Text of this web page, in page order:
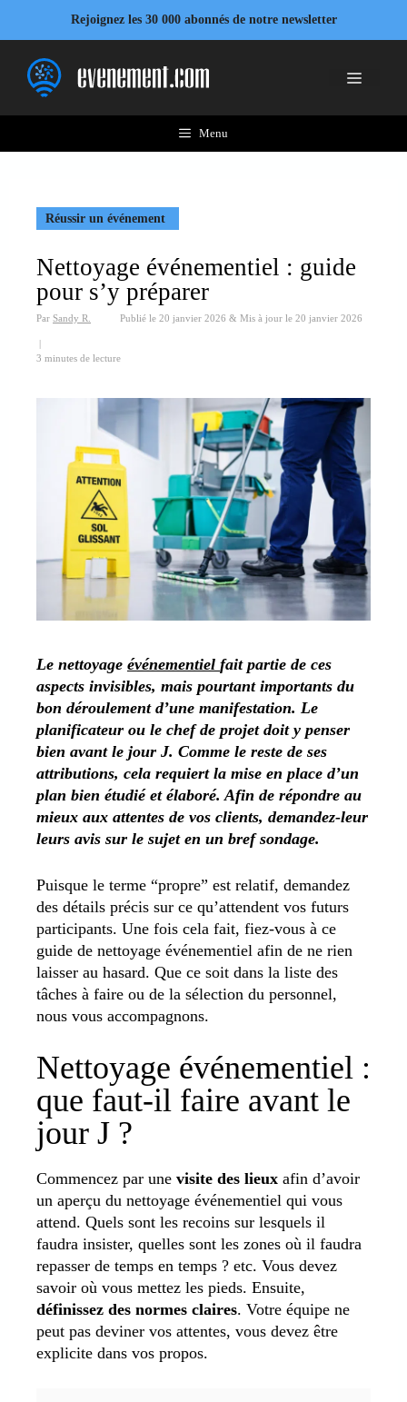
contenu
Rejoignez les 30 000 abonnés de notre newsletter
Menu
Menu
Réussir un événement
Nettoyage événementiel : guide
pour s’y préparer
Par Sandy R. Publié le 20 janvier 2026 & Mis à jour le 20 janvier 2026
|
3 minutes de lecture
Le nettoyage événementiel fait partie de ces
aspects invisibles, mais pourtant importants du
bon déroulement d’une manifestation. Le
planificateur ou le chef de projet doit y penser
bien avant le jour J. Comme le reste de ses
attributions, cela requiert la mise en place d’un
plan bien étudié et élaboré. Afin de répondre au
mieux aux attentes de vos clients, demandez-leur
leurs avis sur le sujet en un bref sondage.
Puisque le terme “propre” est relatif, demandez
des détails précis sur ce qu’attendent vos futurs
participants. Une fois cela fait, fiez-vous à ce
guide de nettoyage événementiel afin de ne rien
laisser au hasard. Que ce soit dans la liste des
tâches à faire ou de la sélection du personnel,
nous vous accompagnons.
Nettoyage événementiel :
que faut-il faire avant le
jour J ?
Commencez par une visite des lieux afin d’avoir
un aperçu du nettoyage événementiel qui vous
attend. Quels sont les recoins sur lesquels il
faudra insister, quelles sont les zones où il faudra
repasser de temps en temps ? etc. Vous devez
savoir où vous mettez les pieds. Ensuite,
définissez des normes claires. Votre équipe ne
peut pas deviner vos attentes, vous devez être
explicite dans vos propos.